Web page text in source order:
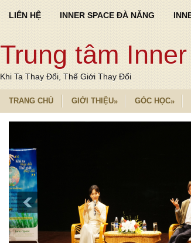
LIÊN HỆ INNER SPACE ĐÀ NẴNG
Trung tâm
Khi Ta Thay Đổi, Thế Giới Thay Đổi
TRANG CHỦ GIỚI THIỆU» GÓC HỌC»